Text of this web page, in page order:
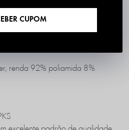
renda 92% poliamida 8%
CUPOM